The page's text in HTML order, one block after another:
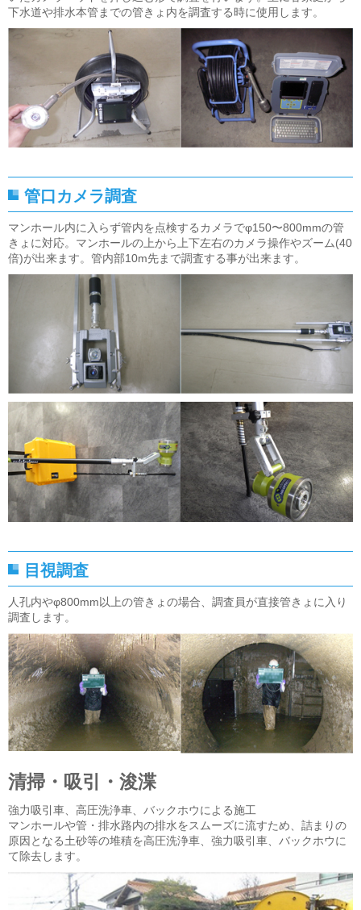
下水道や排水本管までの管きょ内を調査する時に使用します。
管口カメラ調査
マンホール内に入らず管内を点検するカメラでφ150〜800mmの管
きょに対応。マンホールの上から上下左右のカメラ操作やズーム(40
倍)が出来ます。管内部10m先まで調査する事が出来ます。
目視調査
人孔内やφ800mm以上の管きょの場合、調査員が直接管きょに入り
調査します。
清掃・吸引・浚渫
強力吸引車、高圧洗浄車、バックホウによる施工
マンホールや管・排水路内の排水をスムーズに流すため、詰まりの
原因となる土砂等の堆積を高圧洗浄車、強力吸引車、バックホウに
て除去します。